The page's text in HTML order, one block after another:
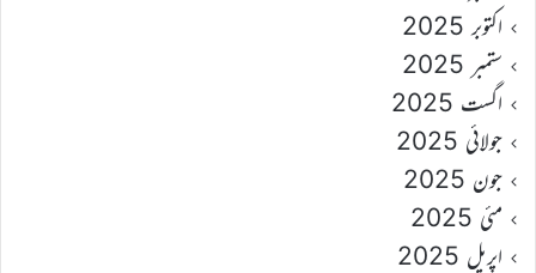
اکتوبر 2025
ستمبر 2025
اگست 2025
جولائی 2025
جون 2025
مئی 2025
اپریل 2025